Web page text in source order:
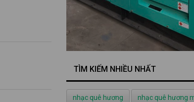
TÌM KIẾM NHIỀU NHẤT
nhạc quê hương nhạc quê hương